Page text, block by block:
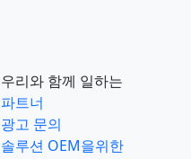
우리와 함께 일하는
파트너
광고 문의
솔루션 OEM을위한